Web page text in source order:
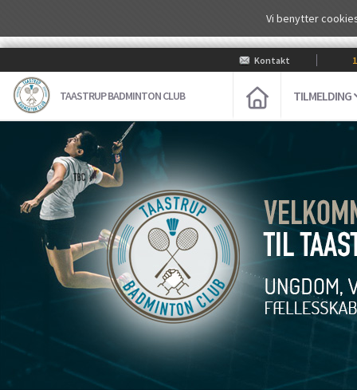
Vi benytter
Kontakt
TAASTRUP BADMINTON CLUB TILMELDING